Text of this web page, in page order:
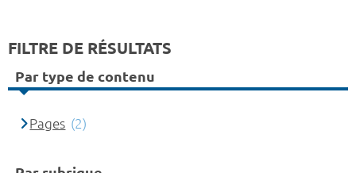
FILTRE DE RÉSULTATS
Par type de contenu
Pages (2)